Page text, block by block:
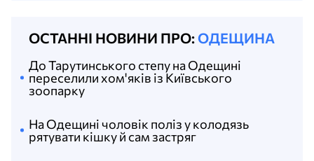
ОСТАННІ НОВИНИ ПРО: ОДЕЩИНА
На Одещині чоловік поліз у колодязь
рятувати кішку й сам застряг
До Тарутинського степу на Одещині
переселили хом'яків із Київського
зоопарку